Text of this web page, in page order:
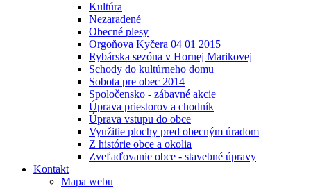
Kultúra
Nezaradené
Obecné plesy
Orgoňova Kyčera 04 01 2015
Rybárska sezóna v Hornej Marikovej
Schody do kultúrneho domu
Sobota pre obec 2014
Spoločensko - zábavné akcie
Úprava priestorov a chodník
Úprava vstupu do obce
Využitie plochy pred obecným úradom
Z histórie obce a okolia
Zveľaďovanie obce - stavebné úpravy
Kontakt
Mapa webu